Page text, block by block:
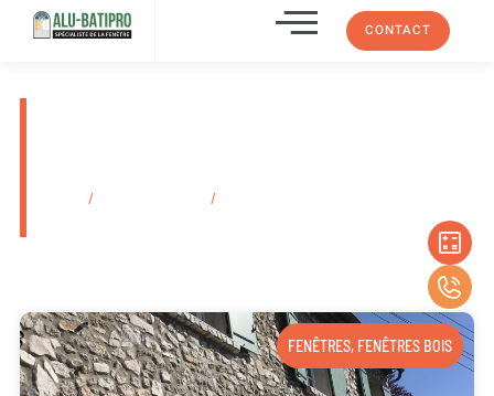
CONTACT
/ /
FENÊTRES, FENÊTRES BOIS